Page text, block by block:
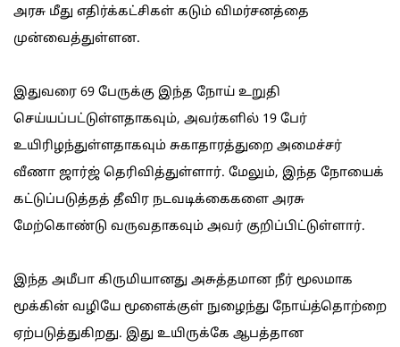
அரசு மீது எதிர்க்கட்சிகள் கடும் விமர்சனத்தை
முன்வைத்துள்ளன.
இதுவரை 69 பேருக்கு இந்த நோய் உறுதி
செய்யப்பட்டுள்ளதாகவும், அவர்களில் 19 பேர்
உயிரிழந்துள்ளதாகவும் சுகாதாரத்துறை அமைச்சர்
வீணா ஜார்ஜ் தெரிவித்துள்ளார். மேலும், இந்த நோயைக்
கட்டுப்படுத்தத் தீவிர நடவடிக்கைகளை அரசு
மேற்கொண்டு வருவதாகவும் அவர் குறிப்பிட்டுள்ளார்.
இந்த அமீபா கிருமியானது அசுத்தமான நீர் மூலமாக
மூக்கின் வழியே மூளைக்குள் நுழைந்து நோய்த்தொற்றை
ஏற்படுத்துகிறது. இது உயிருக்கே ஆபத்தான